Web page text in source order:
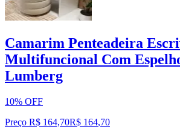
Camarim Penteadeira
Multifuncional Com
Lumberg
10% OFF
Preço R$ 164,70R$ 164,70